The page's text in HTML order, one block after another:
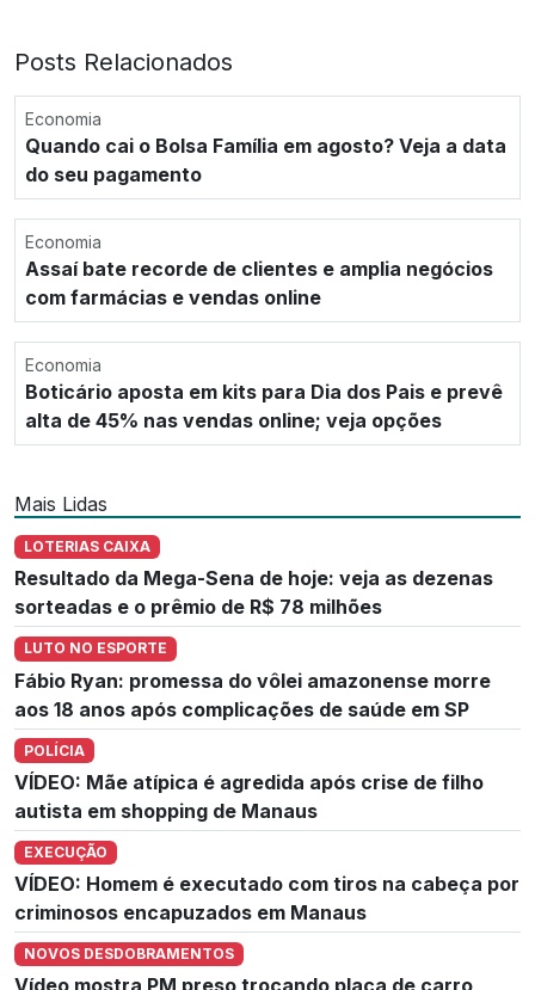
Posts Relacionados
Economia
Quando cai o Bolsa Família em agosto? Veja a data
do seu pagamento
Economia
Assaí bate recorde de clientes e amplia negócios
com farmácias e vendas online
Economia
Boticário aposta em kits para Dia dos Pais e prevê
alta de 45% nas vendas online; veja opções
Mais Lidas
LOTERIAS CAIXA
Resultado da Mega-Sena de hoje: veja as dezenas
sorteadas e o prêmio de R$ 78 milhões
LUTO NO ESPORTE
Fábio Ryan: promessa do vôlei amazonense morre
aos 18 anos após complicações de saúde em SP
POLÍCIA
VÍDEO: Mãe atípica é agredida após crise de filho
autista em shopping de Manaus
EXECUÇÃO
VÍDEO: Homem é executado com tiros na cabeça por
criminosos encapuzados em Manaus
NOVOS DESDOBRAMENTOS